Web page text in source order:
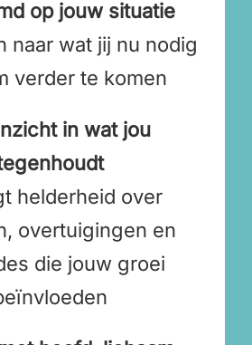
op jouw situatie
naar wat jij nu nodig
verder te komen
in wat jou
helderheid over
overtuigingen en
die jouw groei